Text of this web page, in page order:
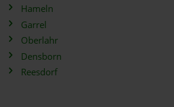
Hameln
Garrel
Oberlahr
Densborn
Reesdorf